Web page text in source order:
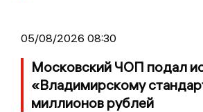
05/08/2026 08:30
Московский ЧОП подал
«Владимирскому
миллионов рублей